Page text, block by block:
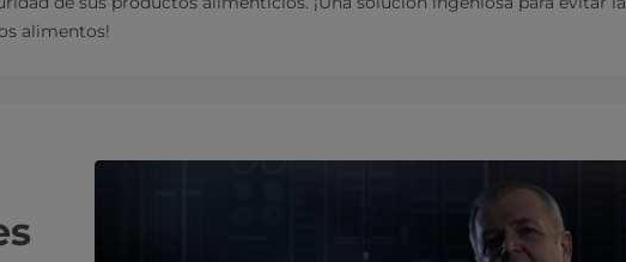
alimentos!